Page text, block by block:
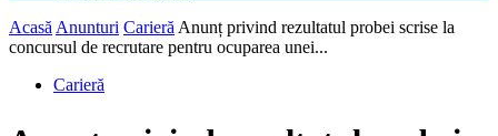
Acasă Anunturi Carieră Anunț privind rezultatul probei scrise la
concursul de recrutare pentru ocuparea unei...
Carieră